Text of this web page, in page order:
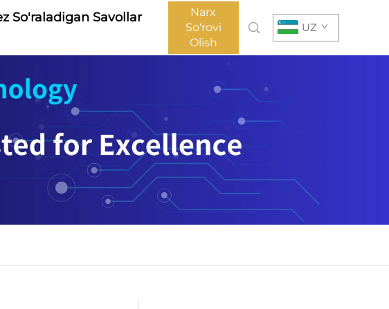
So'raladigan Savollar
Narx
So'rovi
Olish
UZ